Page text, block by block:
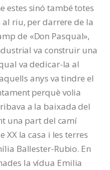
estes sinó també totes
riu, per darrere de la
de «Don Pasqual»,
va construir una
va dedicar-la al
anys va tindre el
perquè volia
a la baixada del
una part del camí
XX la casa i les terres
Ballester-Rubio. En
la vídua Emilia